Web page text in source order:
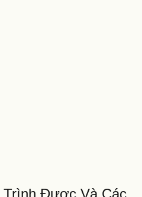
Trình Được Và Các